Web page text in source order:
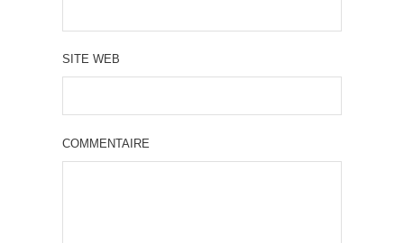
SITE WEB
COMMENTAIRE